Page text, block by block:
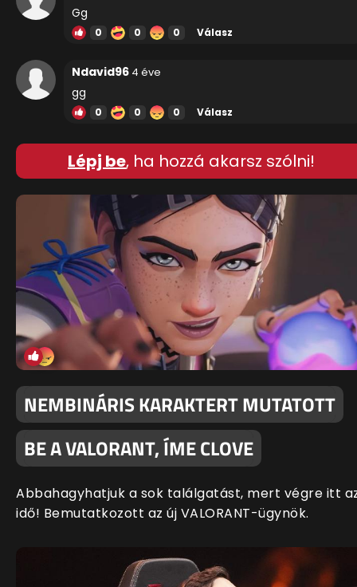
Gg
0 0 0 Válasz
Ndavid96 4 éve
gg
0 0 0 Válasz
Lépj be, ha hozzá akarsz szólni!
NEMBINÁRIS KARAKTERT MUTATOTT
BE A VALORANT, ÍME CLOVE
Abbahagyhatjuk a sok találgatást, mert végre itt
idő! Bemutatkozott az új VALORANT-ügynök.